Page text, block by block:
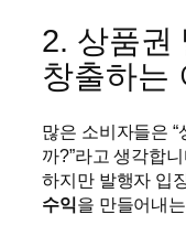
2. 상품권
창출하는
많은 소비자들은
까?”라고 생각합
하지만 발행자 입
수익을 만들어내